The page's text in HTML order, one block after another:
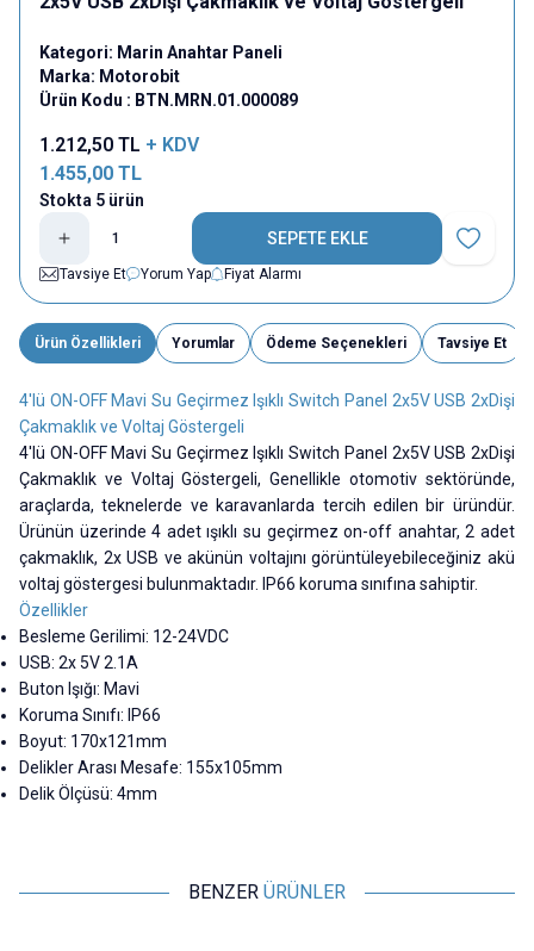
Kategori: Marin Anahtar Paneli
Marka: Motorobit
Ürün Kodu : BTN.MRN.01.000089
1.212,50 TL + KDV
1.455,00 TL
Stokta 5 ürün
SEPETE EKLE
Favoriye
Tavsiye Et
Yorum Yap Fiyat Alarmı
Ürün Özellikleri Yorumlar Ödeme Seçenekleri Tavsiye Et
4'lü ON-OFF Mavi Su Geçirmez Işıklı Switch Panel 2x5V USB 2xDişi
Çakmaklık ve Voltaj Göstergeli
4'lü ON-OFF Mavi Su Geçirmez Işıklı Switch Panel 2x5V USB 2xDişi
Çakmaklık ve Voltaj Göstergeli,Genellikle otomotiv sektöründe,
araçlarda, teknelerde ve karavanlarda tercih edilen bir üründür.
Ürünün üzerinde 4 adet ışıklı su geçirmez on-off anahtar, 2 adet
çakmaklık, 2x USB ve akünün voltajını görüntüleyebileceğiniz akü
voltaj göstergesi bulunmaktadır. IP66 koruma sınıfına sahiptir.
Özellikler
Besleme Gerilimi: 12-24VDC
USB: 2x 5V 2.1A
Buton Işığı: Mavi
Koruma Sınıfı: IP66
Boyut: 170x121mm
Delikler Arası Mesafe: 155x105mm
Delik Ölçüsü: 4mm
BENZER ÜRÜNLER